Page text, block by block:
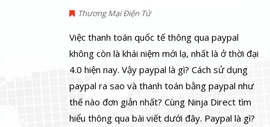
Thương Mại Điện Tử
Việc thanh toán quốc tế thông qua paypal
không còn là khái niệm mới lạ, nhất là ở thời đại
4.0 hiện nay. Vậy paypal là gì? Cách sử dụng
paypal ra sao và thanh toán bằng paypal như
thế nào đơn giản nhất? Cùng Ninja Direct tìm
hiểu thông qua bài viết dưới đây. Paypal là gì?